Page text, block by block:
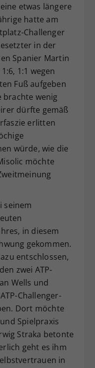
etwas längere
hatte am
Challenger
in der
Spanier Martin
1:1 wegen
Fuß aufgeben
brachte wenig
dürfte gemäß
erlitten
würde, wie die
möchte
seinem
in diesem
gekommen.
entschlossen,
zwei ATP-
Wells und
Challenger-
Dort möchte
Spielpraxis
Straka betonte
geht es ihm
in
Ihre Consent-
anderem eine
ID, für die
Ihrer
falls der
dies eingestellt